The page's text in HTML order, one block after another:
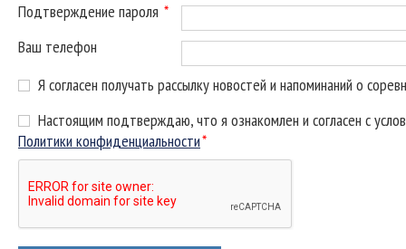
Подтверждение пароля *
Ваш телефон
Я согласен получать рассылку новостей и напоминаний о
Настоящим подтверждаю, что я ознакомлен и согласен с
Политики конфиденциальности*